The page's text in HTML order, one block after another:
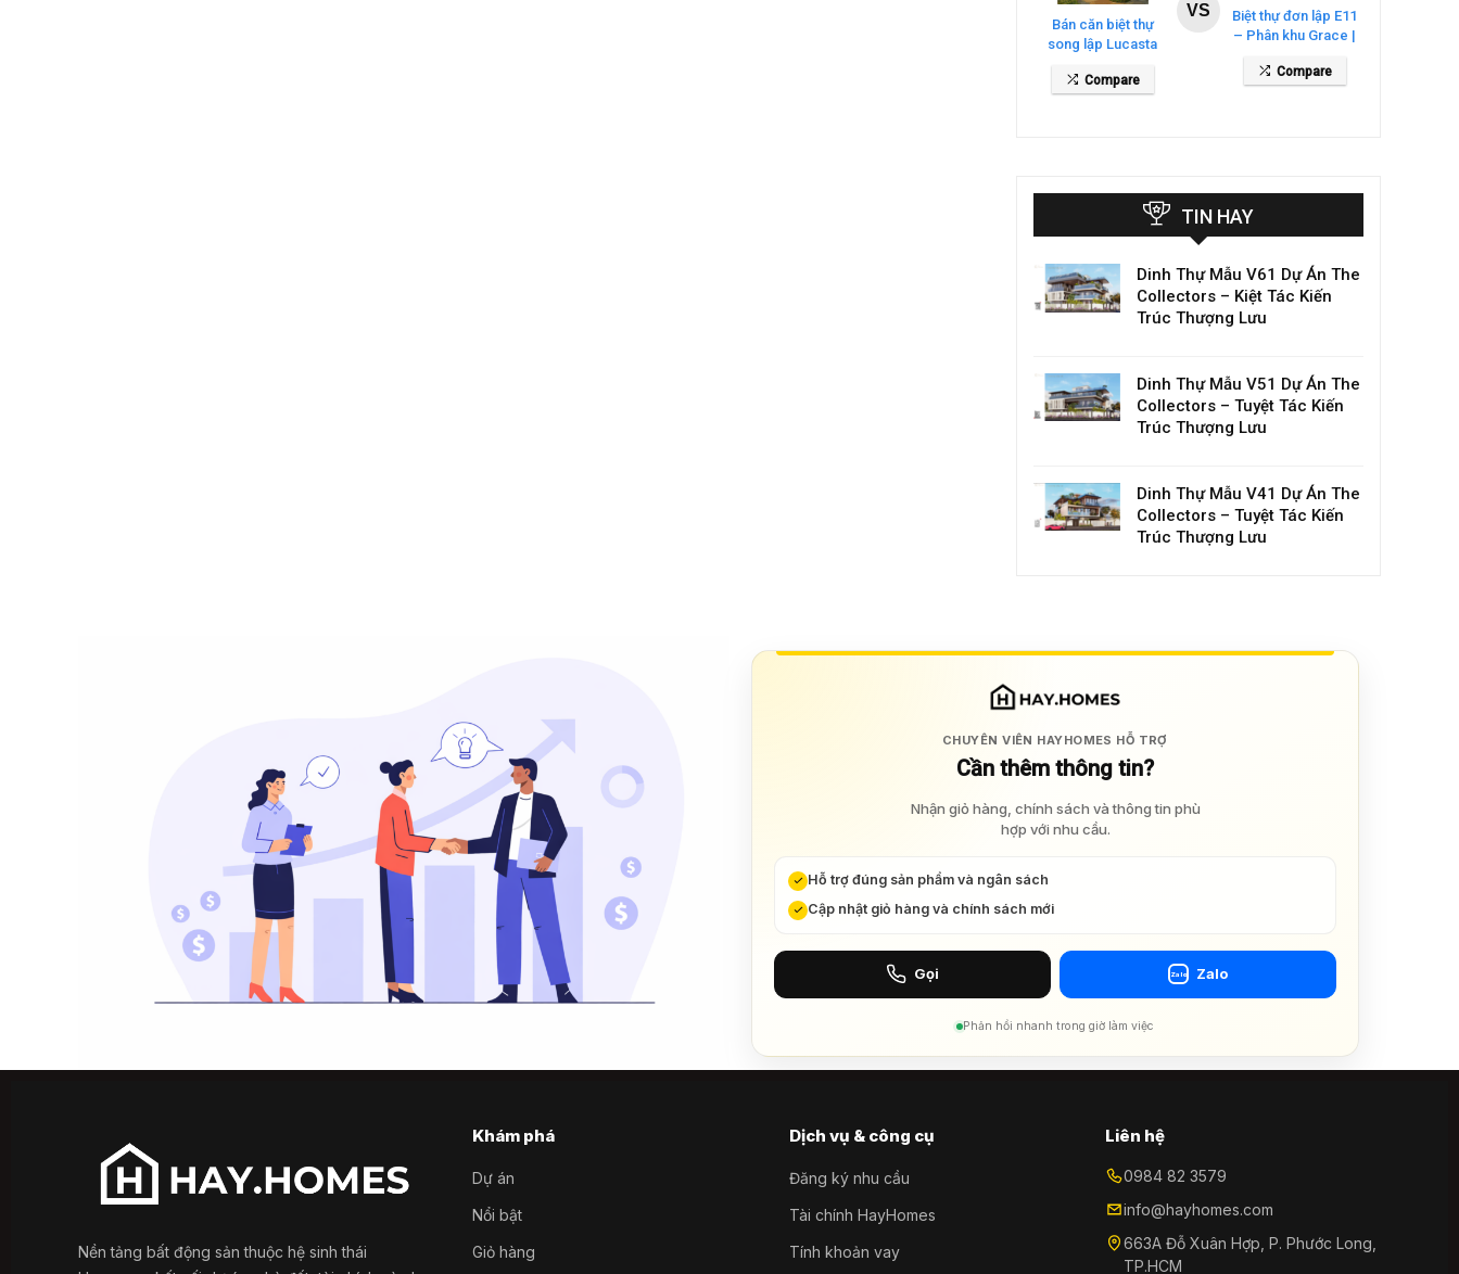
Bán căn biệt thự
song lập Lucasta
Villa – DT 175m2
giá 26 tỷ
Compare
VS
Biệt thự đơn lập E11
– Phân khu Grace |
Waters
Compare
TIN HAY
Dinh Thự Mẫu V61 Dự Án The
Collectors – Kiệt Tác Kiến
Trúc Thượng Lưu
Dinh Thự Mẫu V51 Dự Án The
Collectors – Tuyệt Tác Kiến
Trúc Thượng Lưu
Dinh Thự Mẫu V41 Dự Án The
Collectors – Tuyệt Tác Kiến
Trúc Thượng Lưu
CHUYÊN VIÊN HAYHOMES HỖ TRỢ
Cần thêm thông tin?
Nhận giỏ hàng, chính sách và thông tin phù
hợp với nhu cầu.
Hỗ trợ đúng sản phẩm và ngân sách
Cập nhật giỏ hàng và chính sách mới
Gọi Zalo Zalo
Phản hồi nhanh trong giờ làm việc
Nền tảng bất động sản thuộc hệ sinh thái
Khám phá
Dự án
Nổi bật
Giỏ hàng
Dịch vụ & công cụ
Đăng ký nhu cầu
Tài chính HayHomes
Tính khoản vay
Liên hệ
0984 82 3579
info@hayhomes.com
663A Đỗ Xuân Hợp, P. Phước Long,
TP.HCM